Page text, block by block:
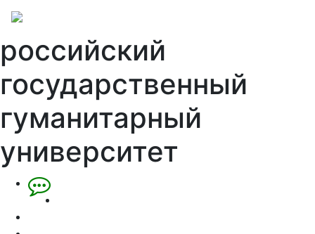
российский
государственный
гуманитарный
университет